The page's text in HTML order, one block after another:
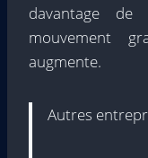
davantage
mouvement
augmente.
Autres